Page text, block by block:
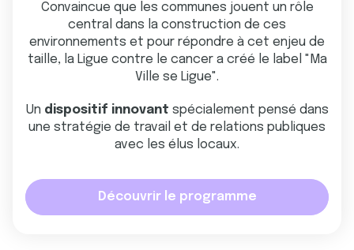
Convaincue que les communes jouent un rôle
central dans la construction de ces
environnements et pour répondre à cet enjeu de
taille, la Ligue contre le cancer a créé le label "Ma
Ville se Ligue".
Un dispositif innovant spécialement pensé dans
une stratégie de travail et de relations publiques
avec les élus locaux.
Découvrir le programme